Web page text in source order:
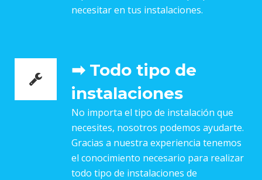
necesitar en tus instalaciones.
➡ Todo tipo de
instalaciones
No importa el tipo de instalación que
necesites, nosotros podemos ayudarte.
Gracias a nuestra experiencia tenemos
el conocimiento necesario para realizar
todo tipo de instalaciones de